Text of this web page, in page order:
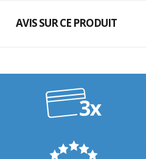
AVIS SUR CE PRODUIT